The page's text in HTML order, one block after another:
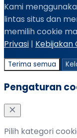
Kami
lintas situs dan
memilih cookie
Privasi | Kebijakan
Terima semua
Pengaturan
Pilih kategori